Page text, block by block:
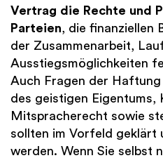
Vertrag die Rechte und
Parteien, die finanziellen
der Zusammenarbeit,
Ausstiegsmöglichkeiten
Auch Fragen der
des geistigen Eigentums,
Mitspracherecht sowie
sollten im Vorfeld geklärt
werden. Wenn Sie selbst